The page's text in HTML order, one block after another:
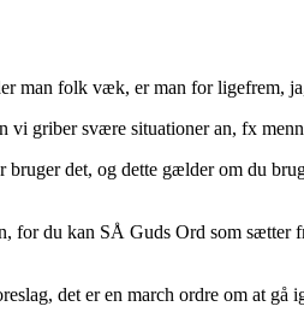
man folk væk, er man for ligefrem,
vi griber svære situationer an, fx
det, og dette gælder om du
du kan SÅ Guds Ord som sætter
det er en march ordre om at gå